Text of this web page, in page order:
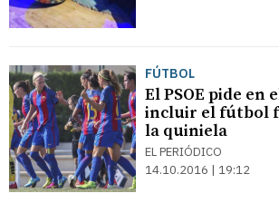
FÚTBOL
El PSOE pide en
incluir el fútbol
la quiniela
EL PERIÓDICO
14.10.2016 | 19:12